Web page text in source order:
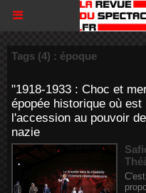
Tags (4) : époque
"1918-1933 : Choc et
épopée historique où
l'accession au pouvoir
nazie